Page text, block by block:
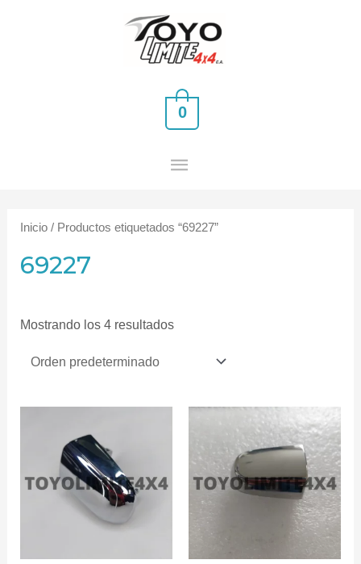
MENÚ
PRINCIPAL
0
Inicio / Productos etiquetados “69227”
69227
Mostrando los 4 resultados